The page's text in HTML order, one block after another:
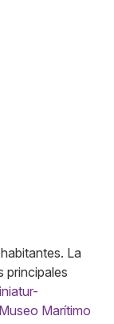
La
principales
Museo Marítimo